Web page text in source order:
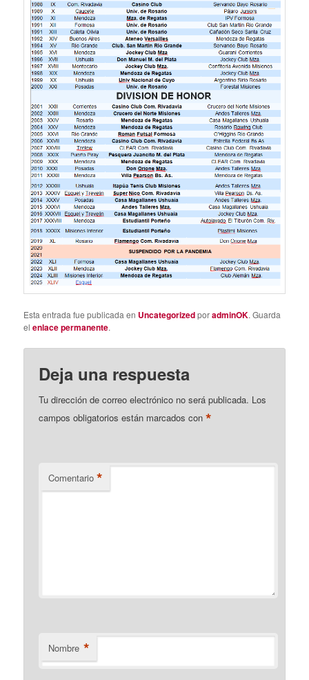
Esta entrada fue publicada en UncategorizedporadminOK. Guarda
elenlace permanente.
Deja una respuesta
Tu dirección de correo electrónico no será publicada. Los
campos obligatorios están marcados con*
Comentario *
Nombre *